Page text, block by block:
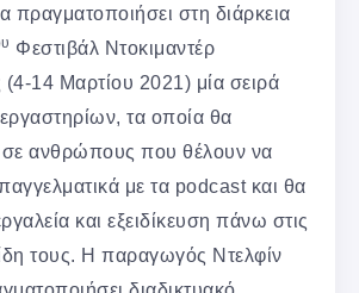
πραγματοποιήσει στη διάρκεια
Φεστιβάλ Ντοκιμαντέρ
14 Μαρτίου 2021) μία σειρά
τα οποία θα
σε ανθρώπους που θέλουν να
με τα podcast και θα
και εξειδίκευση πάνω στις
τους. Η παραγωγός Ντελφίν